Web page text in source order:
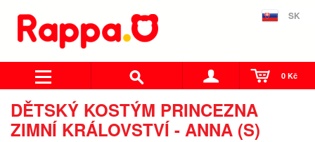
SK
0 Kč
DĚTSKÝ KOSTÝM PRINCEZNA
ZIMNÍ KRÁLOVSTVÍ - ANNA (S)